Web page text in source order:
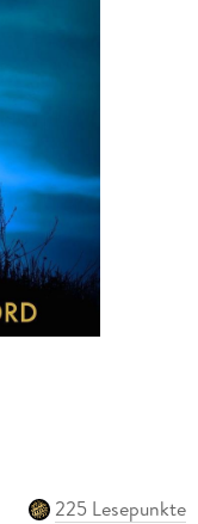
225 Lesepunkte